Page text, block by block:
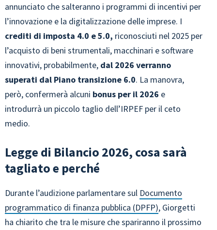
annunciato che salteranno i programmi di incentivi per
l’innovazione e la digitalizzazione delle imprese. I
crediti di imposta 4.0 e 5.0, riconosciuti nel 2025 per
l’acquisto di beni strumentali, macchinari e software
innovativi, probabilmente, dal 2026 verranno
superati dal Piano transizione 6.0. La manovra,
però, confermerà alcuni bonus per il 2026 e
introdurrà un piccolo taglio dell’IRPEF per il ceto
medio.
Legge di Bilancio 2026, cosa sarà
tagliato e perché
Durante l’audizione parlamentare sul Documento
programmatico di finanza pubblica (DPFP), Giorgetti
ha chiarito che tra le misure che spariranno il prossimo